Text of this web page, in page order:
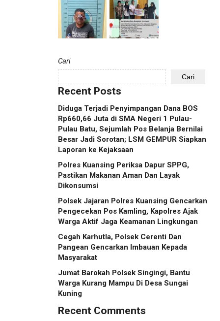
Cari
Cari
Recent Posts
Diduga Terjadi Penyimpangan Dana BOS
Rp660,66 Juta di SMA Negeri 1 Pulau-
Pulau Batu, Sejumlah Pos Belanja Bernilai
Besar Jadi Sorotan; LSM GEMPUR Siapkan
Laporan ke Kejaksaan
Polres Kuansing Periksa Dapur SPPG,
Pastikan Makanan Aman Dan Layak
Dikonsumsi
Polsek Jajaran Polres Kuansing Gencarkan
Pengecekan Pos Kamling, Kapolres Ajak
Warga Aktif Jaga Keamanan Lingkungan
Cegah Karhutla, Polsek Cerenti Dan
Pangean Gencarkan Imbauan Kepada
Masyarakat
Jumat Barokah Polsek Singingi, Bantu
Warga Kurang Mampu Di Desa Sungai
Kuning
Recent Comments